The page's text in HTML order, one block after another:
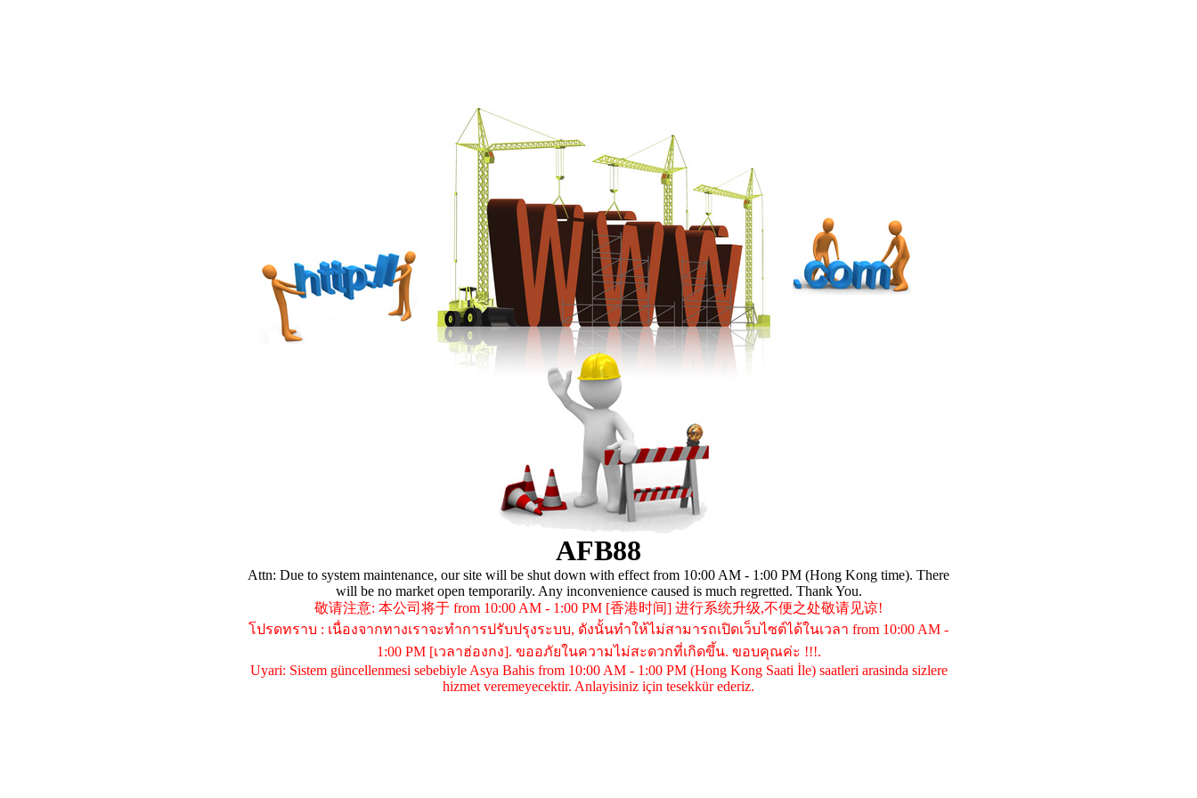
AFB88
Attn: Due to system maintenance, our site will be shut down with effect from 10:00 AM - 1:00 PM (Hong Kong time). There
will be no market open temporarily. Any inconvenience caused is much regretted. Thank You.
敬请注意: 本公司将于 from 10:00 AM - 1:00 PM [香港时间] 进行系统升级,不便之处敬请见谅!
โปรดทราบ : เนื่องจากทางเราจะทำการปรับปรุงระบบ, ดังนั้นทำให้ไม่สามารถเปิดเว็บไซต์ได้ในเวลา from 10:00 AM -
1:00 PM [เวลาฮ่องกง]. ขออภัยในความไม่สะดวกที่เกิดขึ้น. ขอบคุณค่ะ !!!.
Uyari: Sistem güncellenmesi sebebiyle Asya Bahis from 10:00 AM - 1:00 PM (Hong Kong Saati İle) saatleri arasinda sizlere
hizmet veremeyecektir. Anlayisiniz için tesekkür ederiz.